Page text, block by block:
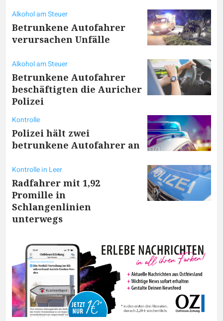
Alkohol am Steuer
Betrunkene Autofahrer
verursachen Unfälle
Alkohol am Steuer
Betrunkene Autofahrer
beschäftigten die Auricher
Polizei
Kontrolle
Polizei hält zwei
betrunkene Autofahrer an
Kontrolle in Leer
Radfahrer mit 1,92
Promille in
Schlangenlinien
unterwegs